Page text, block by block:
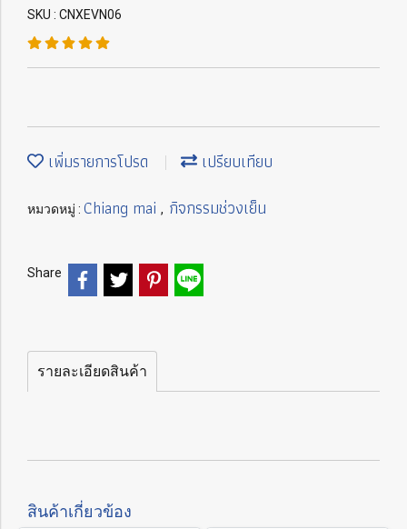
SKU : CNXEVN06
เพิ่มรายการโปรด เปรียบเทียบ
หมวดหมู่ : Chiang mai , กิจกรรมช่วงเย็น
Share
รายละเอียดสินค้า
สินค้าเกี่ยวข้อง